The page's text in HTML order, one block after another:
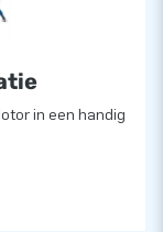
in een handig